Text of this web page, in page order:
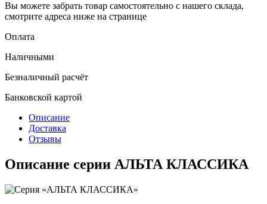
Вы можете забрать товар самостоятельно с нашего склада,
смотрите адреса ниже на странице
Оплата
Наличными
Безналичный расчёт
Банковской картой
Описание
Доставка
Отзывы
Описание серии АЛЬТА КЛАССИКА